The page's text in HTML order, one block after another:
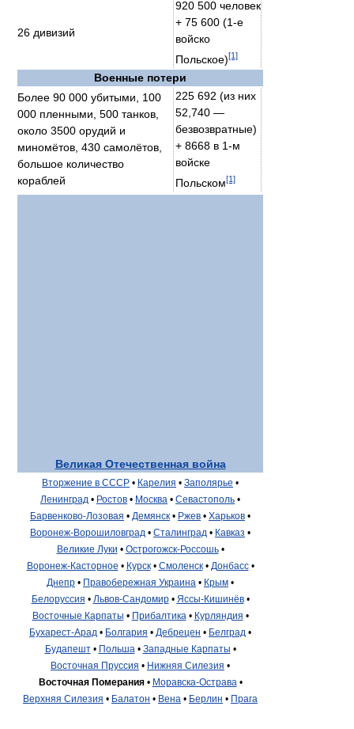
26 дивизий
920 500 человек
+ 75 600 (1-е
войско
Польское)[1]
Военные потери
Более 90 000 убитыми, 100
000 пленными, 500 танков,
около 3500 орудий и
миномётов, 430 самолётов,
большое количество
кораблей
225 692 (из них
52,740 —
безвозвратные)
+ 8668 в 1-м
войске
Польском[1]
Великая Отечественная война
Вторжение в СССР • Карелия • Заполярье •
Ленинград • Ростов • Москва • Севастополь •
Барвенково-Лозовая • Демянск • Ржев • Харьков •
Воронеж-Ворошиловград • Сталинград • Кавказ •
Великие Луки • Острогожск-Россошь•
Воронеж-Касторное • Курск• Смоленск• Донбасс•
Днепр • Правобережная Украина • Крым •
Белоруссия • Львов-Сандомир• Яссы-Кишинёв•
Восточные Карпаты • Прибалтика • Курляндия •
Бухарест-Арад • Болгария • Дебрецен • Белград •
Будапешт• Польша • Западные Карпаты •
Восточная Пруссия • Нижняя Силезия •
Восточная Померания• Моравска-Острава •
Верхняя Силезия • Балатон • Вена • Берлин • Прага